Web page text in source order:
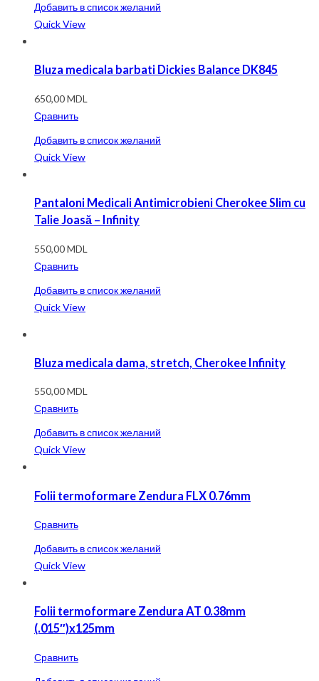
Добавить в список желаний
Quick View
Bluza medicala barbati Dickies Balance DK845
650,00MDL
Сравнить
Добавить в список желаний
Quick View
Pantaloni Medicali Antimicrobieni Cherokee Slim cu
Talie Joasă – Infinity
550,00MDL
Сравнить
Добавить в список желаний
Quick View
Bluza medicala dama, stretch, Cherokee Infinity
550,00MDL
Сравнить
Добавить в список желаний
Quick View
Folii termoformare Zendura FLX 0.76mm
Сравнить
Добавить в список желаний
Quick View
Folii termoformare Zendura AT 0.38mm
(.015″)x125mm
Сравнить